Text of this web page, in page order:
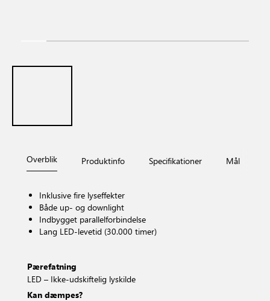
Overblik Produktinfo Specifikationer Mål
Inklusive fire lyseffekter
Både up- og downlight
Indbygget parallelforbindelse
Lang LED-levetid (30.000 timer)
Pærefatning
LED – Ikke-udskiftelig lyskilde
Kan dæmpes?